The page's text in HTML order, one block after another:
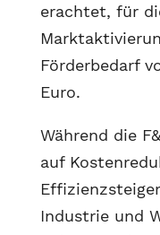
erachtet, für
Förderbedarf
Euro.
Während die
auf
Industrie und